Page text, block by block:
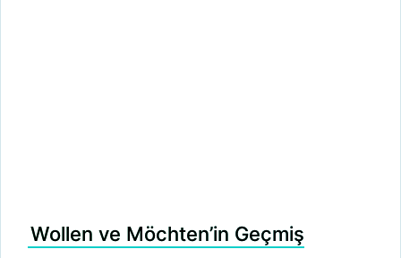
Wollen ve Möchten’in Geçmiş